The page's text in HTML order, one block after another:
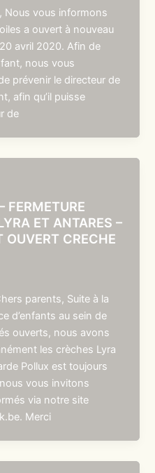
Nous vous informons
a ouvert à nouveau
avril 2020. Afin de
nous vous
prévenir le directeur de
afin qu’il puisse
de
FERMETURE
ET ANTARES –
OUVERT CRECHE
parents, Suite à la
d’enfants au sein de
ouverts, nous avons
les crèches Lyra
Pollux est toujours
vous invitons
via notre site
Merci